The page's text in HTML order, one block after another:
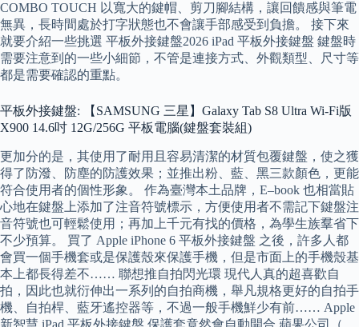
COMBO TOUCH 以寬大的鍵帽、剪刀腳結構，讓回饋感與筆電
無異，長時間處於打字狀態也不會讓手部感受到負擔。 接下來
就要介紹一些挑選 平板外接鍵盤2026 iPad 平板外接鍵盤 鍵盤時
需要注意到的一些小細節，不管是連接方式、外觀類型、尺寸等
都是需要確認的重點。
平板外接鍵盤: 【SAMSUNG 三星】Galaxy Tab S8 Ultra Wi-Fi版
X900 14.6吋 12G/256G 平板電腦(鍵盤套裝組)
更加分的是，其使用了耐用且容易清潔的材質包覆鍵盤，使之獲
得了防潑、防塵的防護效果；並推出粉、藍、黑三款顏色，更能
符合使用者的個性形象。 作為臺灣本土品牌，E–book 也相當貼
心地在鍵盤上添加了注音符號標示，方便使用者不需記下鍵盤注
音符號也可輕鬆使用；再加上千元有找的價格，為學生族羣省下
不少預算。 買了 Apple iPhone 6 平板外接鍵盤 之後，許多人都
會買一個手機套或是保護殼來保護手機，但是市面上的手機殼基
本上都長得差不…… 聯想推自拍閃光環 現代人真的超喜歡自
拍，因此也就衍伸出一系列的自拍商機，舉凡規格更好的自拍手
機、自拍桿、藍牙遙控器等，不過一般手機鮮少有前…… Apple
新智慧 iPad 平板外接鍵盤 保護套竟然會自動開合 蘋果公司（